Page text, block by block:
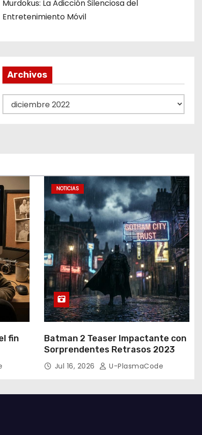
Murdokus: La Adicción Silenciosa del
Entretenimiento Móvil
Archivos
r
s
fin
NOTICIAS
Batman 2 Teaser Impactante con
Sorprendentes Retrasos 2023
Jul 16, 2026 U-PlasmaCode